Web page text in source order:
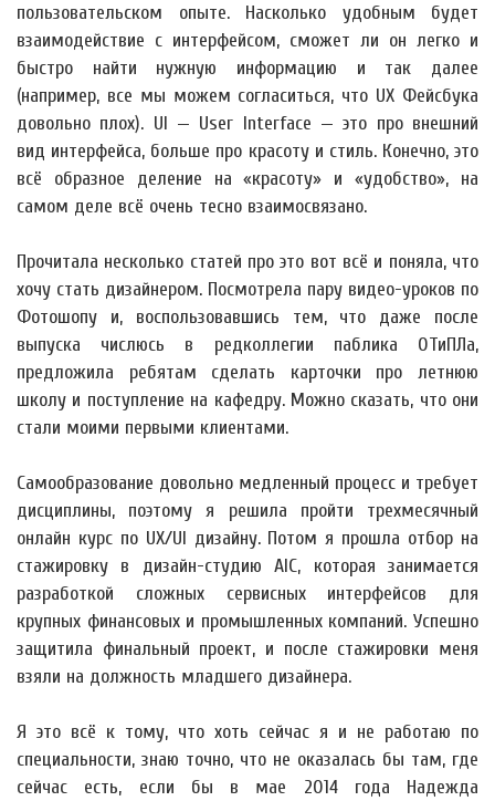
пользовательском опыте. Насколько удобным будет
взаимодействие с интерфейсом, сможет ли он легко и
быстро найти нужную информацию и так далее
(например, все мы можем согласиться, что UX Фейсбука
довольно плох). UI — User Interface — это про внешний
вид интерфейса, больше про красоту и стиль. Конечно, это
всё образное деление на «красоту» и «удобство», на
самом деле всё очень тесно взаимосвязано.
Прочитала несколько статей про это вот всё и поняла, что
хочу стать дизайнером. Посмотрела пару видео-уроков по
Фотошопу и, воспользовавшись тем, что даже после
выпуска числюсь в редколлегии паблика ОТиПЛа,
предложила ребятам сделать карточки про летнюю
школу и поступление на кафедру. Можно сказать, что они
стали моими первыми клиентами.
Самообразование довольно медленный процесс и требует
дисциплины, поэтому я решила пройти трехмесячный
онлайн курс по UX/UI дизайну. Потом я прошла отбор на
стажировку в дизайн-студию AIC, которая занимается
разработкой сложных сервисных интерфейсов для
крупных финансовых и промышленных компаний. Успешно
защитила финальный проект, и после стажировки меня
взяли на должность младшего дизайнера.
Я это всё к тому, что хоть сейчас я и не работаю по
специальности, знаю точно, что не оказалась бы там, где
сейчас есть, если бы в мае 2014 года Надежда